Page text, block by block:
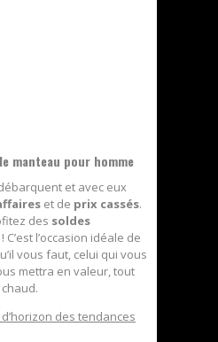
manteau pour homme
et avec eux
et de prix cassés.
des soldes
! C’est l’occasion idéale de
vous faut, celui qui vous
mettra en valeur, tout
des tendances